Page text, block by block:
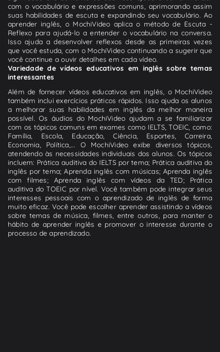
com o vocabulário e expressões comuns, aprimorando assim
suas habilidades de escuta e expandindo seu vocabulário. Ao
aprender inglês, o MochiVideo aplica o método de Escuta -
Reflexo para ajudá-lo a entender o vocabulário na conversa.
Isso ajuda a desenvolver reflexos desde as primeiras vezes
que você estuda, com o MochiVideo continuando a sugerir que
você continue a ouvir detalhes em cada vídeo.
Variedade de vídeos educativos em inglês sobre temas
interessantes
Além de fornecer vídeos educativos em inglês, o MochiVideo
também inclui exercícios práticos rápidos. Isso ajuda os alunos
a melhorar suas habilidades em inglês da melhor maneira
possível. Os áudios do MochiVideo ajudam a se familiarizar
com os tópicos comuns em exames como IELTS, TOEIC, como:
Família, Escola, Educação, Ciência, Esportes, Carreira,
Economia, Política,... O MochiVideo exibe diversos tópicos,
atendendo às necessidades individuais dos alunos. Os tópicos
incluem: Prática auditiva do IELTS por tema; Prática auditiva do
inglês por tema; Aprenda inglês com músicas; Aprenda inglês
com filmes; Aprenda inglês com vídeos da TED; Prática
auditiva do TOEIC por nível. Você também pode integrar seus
interesses pessoais com o aprendizado de inglês de forma
muito eficaz. Você pode escolher aprender assistindo a vídeos
sobre temas de música, filmes, entre outros, para manter o
hábito de aprender inglês e promover o interesse durante o
processo de aprendizado.